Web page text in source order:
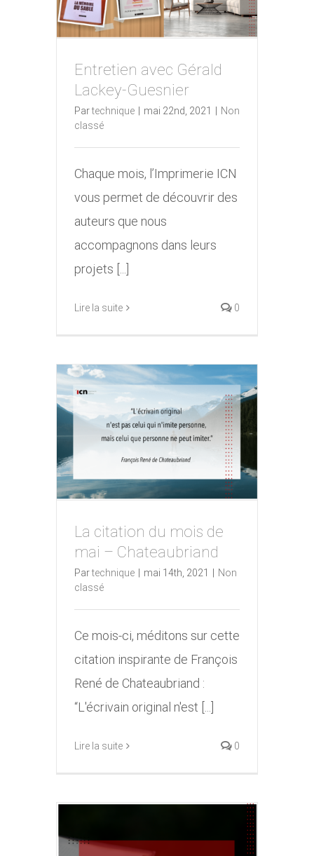
Entretien avec Gérald
Lackey-Guesnier
Entretien avec Gérald
Lackey-Guesnier
Partechnique mai 22nd, 2021
Non
classé
Chaque mois, l’Imprimerie ICN
vous permet de découvrir des
auteurs que nous
accompagnons dans leurs
projets [...]
Lire la suite 0
La citation du mois de mai –
Chateaubriand
La citation du mois de
mai – Chateaubriand
Partechnique mai 14th, 2021
Non
classé
Ce mois-ci, méditons sur cette
citation inspirante de François
René de Chateaubriand :
“L'écrivain original n'est [...]
Lire la suite 0